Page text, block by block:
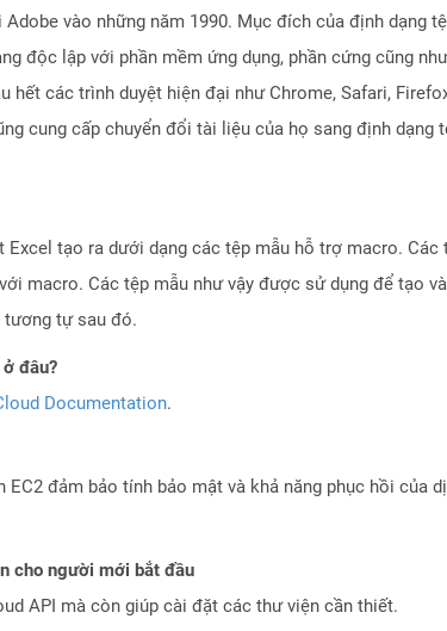
vào những năm 1990. Mục đích của định dạng
độc lập với phần mềm ứng dụng, phần cứng cũng
các trình duyệt hiện đại như Chrome, Safari,
cung cấp chuyển đổi tài liệu của họ sang định dạng
tạo ra dưới dạng các tệp mẫu hỗ trợ macro. Các
macro. Các tệp mẫu như vậy được sử dụng để tạo
tương tự sau đó.
đâu?
Documentation.
đảm bảo tính bảo mật và khả năng phục hồi của
cho người mới bắt đầu
API mà còn giúp cài đặt các thư viện cần thiết.